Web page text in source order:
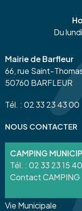
Du
Mairie de Barfleur
66, rue Saint-
50760 BARFLEUR
Tél. : 02 33 23 43 00
NOUS CONTACTER
CAMPING
Tél. : 02 33 23 15 40
Contact CAMPING
Vie Municipale